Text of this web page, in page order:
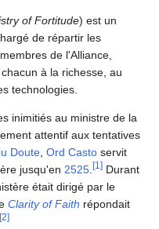
of Fortitude) est un
de répartir les
de l'Alliance,
à la richesse, au
technologies.
inimitiés au ministre de la
attentif aux tentatives
Doute Ord Casto servit
jusqu'en 2525 [1 ] Durant
était dirigé par le
Clarity of Faith répondait
[2]